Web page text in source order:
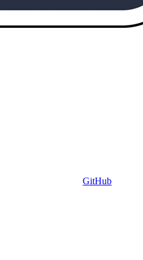
GitHub